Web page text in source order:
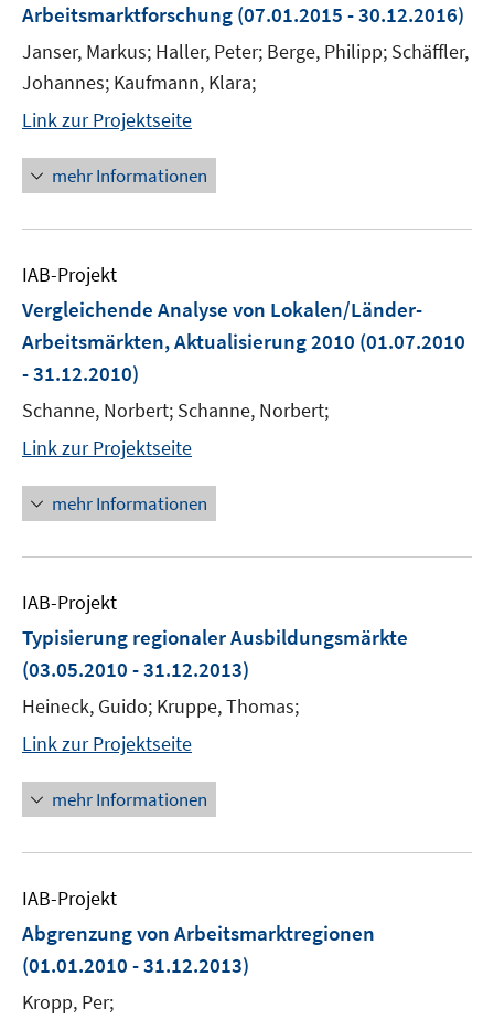
Arbeitsmarktforschung (07.01.2015 - 30.12.2016)
Janser, Markus; Haller, Peter; Berge, Philipp; Schäffler,
Johannes; Kaufmann, Klara;
Link zur Projektseite
mehr Informationen
IAB-Projekt
Vergleichende Analyse von Lokalen/Länder-
Arbeitsmärkten, Aktualisierung 2010 (01.07.2010
- 31.12.2010)
Schanne, Norbert; Schanne, Norbert;
Link zur Projektseite
mehr Informationen
IAB-Projekt
Typisierung regionaler Ausbildungsmärkte
(03.05.2010 - 31.12.2013)
Heineck, Guido; Kruppe, Thomas;
Link zur Projektseite
mehr Informationen
IAB-Projekt
Abgrenzung von Arbeitsmarktregionen
(01.01.2010 - 31.12.2013)
Kropp, Per;